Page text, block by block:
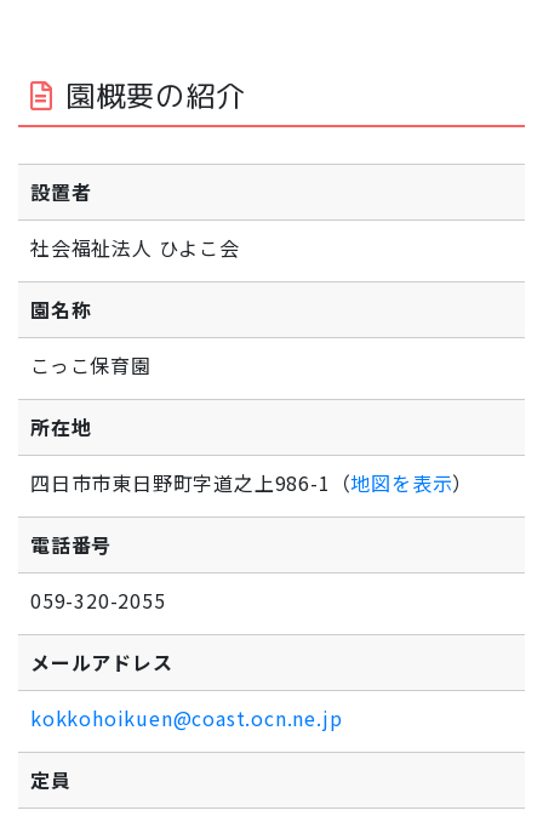
園概要の紹介
設置者
社会福祉法人 ひよこ会
園名称
こっこ保育園
所在地
四日市市東日野町字道之上986-1（地図を表示）
電話番号
059-320-2055
メールアドレス
kokkohoikuen@coast.ocn.ne.jp
定員